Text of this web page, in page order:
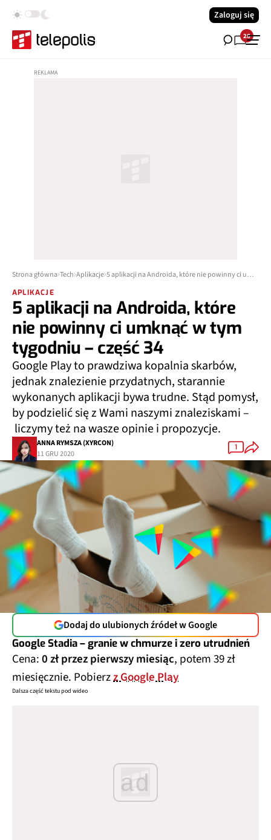
Zaloguj się
28
Strona główna Tech Aplikacje 5 aplikacji na Androida, które nie powinny ci umknąć w tym tygodniu – część 34
APLIKACJE
5 aplikacji na Androida, które
nie powinny ci umknąć w tym
tygodniu – część 34
Google Play to prawdziwa kopalnia skarbów,
jednak znalezienie przydatnych, starannie
wykonanych aplikacji bywa trudne. Stąd pomysł,
by podzielić się z Wami naszymi znaleziskami –
liczymy też na wasze opinie i propozycje.
ANNA RYMSZA (XYRCON)
11 GRU 2020
1
Dodaj do ulubionych źródeł w Google
Google Stadia – granie w chmurze i zero utrudnień
Cena:0 zł przez pierwszy miesiąc, potem 39 zł
miesięcznie. Pobierzz Google Play
Dalsza część tekstu pod wideo
ad